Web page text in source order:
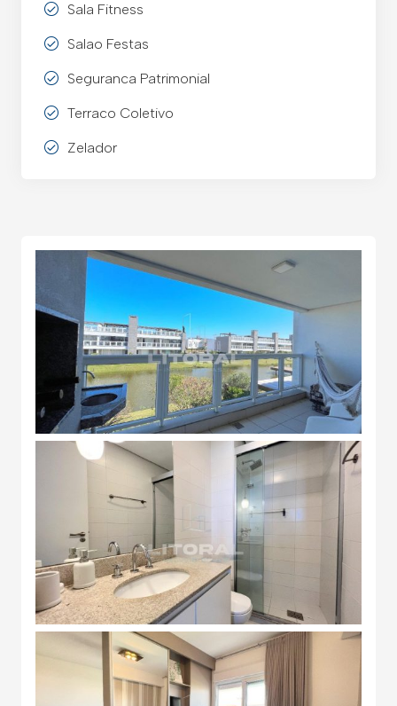
Sala Fitness
Salao Festas
Seguranca Patrimonial
Terraco Coletivo
Zelador